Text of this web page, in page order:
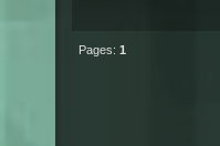
Pages: 1